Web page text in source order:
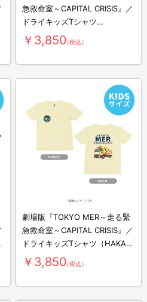
急救命室～CAPITAL CRISIS』／
ドライキッズTシャツ
（NAGOYA MER）
￥3,850（税込）
劇場版『TOKYO MER～走る緊
急救命室～CAPITAL CRISIS』／
ドライキッズTシャツ（HAKATA
MER）
￥3,850（税込）